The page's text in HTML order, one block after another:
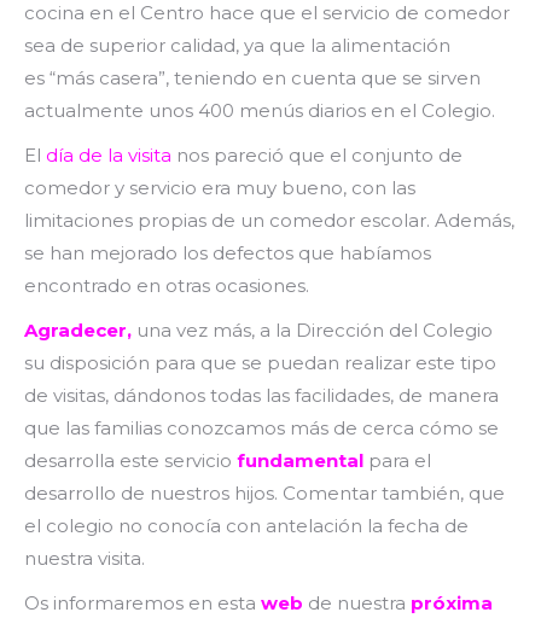
cocina en el Centro hace que el servicio de comedor
sea de superior calidad, ya que la alimentación
es “más casera”, teniendo en cuenta que se sirven
actualmente unos 400 menús diarios en el Colegio.
El día de la visita nos pareció que el conjunto de
comedor y servicio era muy bueno, con las
limitaciones propias de un comedor escolar. Además,
se han mejorado los defectos que habíamos
encontrado en otras ocasiones.
Agradecer, una vez más, a la Dirección del Colegio
su disposición para que se puedan realizar este tipo
de visitas, dándonos todas las facilidades, de manera
que las familias conozcamos más de cerca cómo se
desarrolla este servicio fundamental para el
desarrollo de nuestros hijos. Comentar también, que
el colegio no conocía con antelación la fecha de
nuestra visita.
Os informaremos en esta web de nuestra próxima